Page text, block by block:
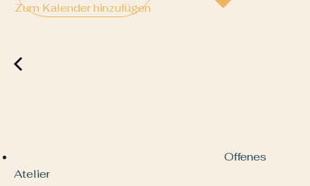
Zum Kalender hinzufügen
Offenes
Atelier